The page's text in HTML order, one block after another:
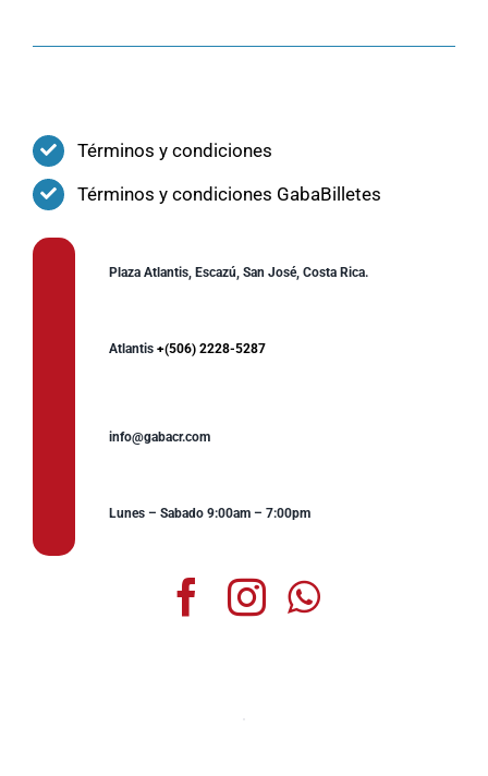
Términos y condiciones
Términos y condiciones GabaBilletes
Plaza Atlantis, Escazú, San José, Costa Rica.
Atlantis +(506) 2228-5287
info@gabacr.com
Lunes – Sabado 9:00am – 7:00pm